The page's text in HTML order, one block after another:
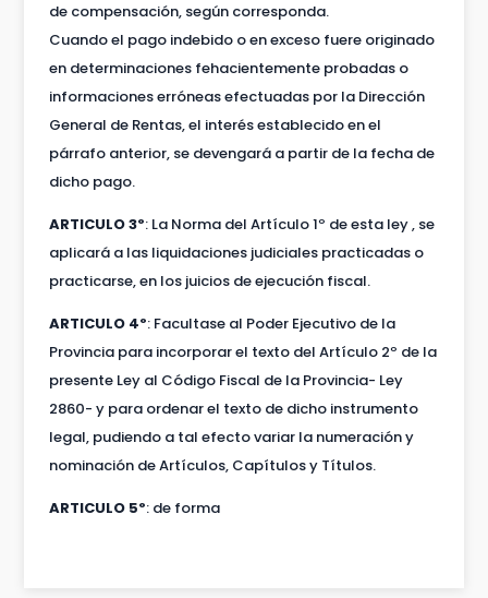
de compensación, según corresponda.
Cuando el pago indebido o en exceso fuere originado
en determinaciones fehacientemente probadas o
informaciones erróneas efectuadas por la Dirección
General de Rentas, el interés establecido en el
párrafo anterior, se devengará a partir de la fecha de
dicho pago.
ARTICULO 3º: La Norma del Artículo 1º de esta ley , se
aplicará a las liquidaciones judiciales practicadas o
practicarse, en los juicios de ejecución fiscal.
ARTICULO 4º: Facultase al Poder Ejecutivo de la
Provincia para incorporar el texto del Artículo 2º de la
presente Ley al Código Fiscal de la Provincia- Ley
2860- y para ordenar el texto de dicho instrumento
legal, pudiendo a tal efecto variar la numeración y
nominación de Artículos, Capítulos y Títulos.
ARTICULO 5º: de forma